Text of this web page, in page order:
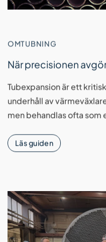
OMTUBNING
När precisionen
Tubexpansion är ett
underhåll av
men behandlas ofta som
Läs guiden